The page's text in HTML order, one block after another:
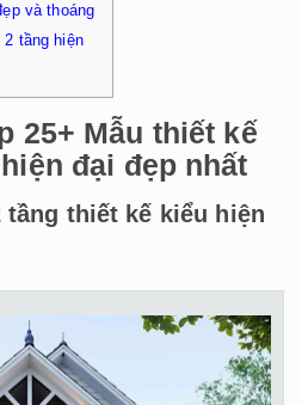
và thoáng
tầng hiện
25+ Mẫu thiết kế
đại đẹp nhất
tầng thiết kế kiểu hiện